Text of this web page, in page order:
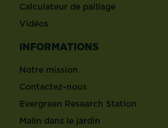
Calculateur de paillage
Vidéos
INFORMATIONS
Notre mission
Contactez-nous
Evergreen Research Station
Malin dans le jardin